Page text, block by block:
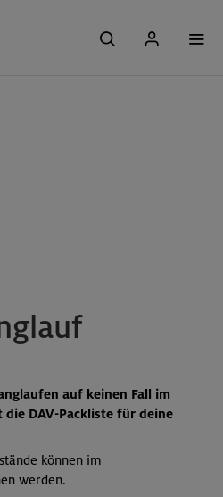
auf keinen Fall im
DAV-Packliste für deine
können im
werden.